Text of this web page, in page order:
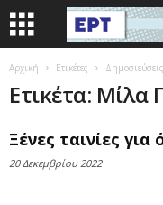
Αρχική Ετικέτες
Ετικέτα: Μίλα
Ξένες ταινίες
20 Δεκεμβρίου 2022